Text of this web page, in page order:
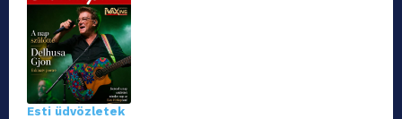
Esti üdvözletek